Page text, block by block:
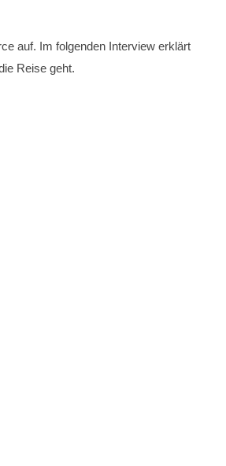
auf. Im folgenden Interview erklärt
Reise geht.